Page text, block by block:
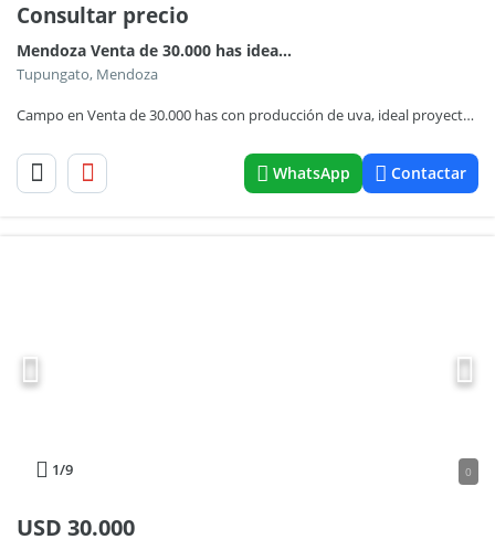
Consultar precio
Mendoza Venta de 30.000 has ideal proyecto inmobiliario de gran envergadura turistica ,con viñedos ,nogales y hortalizas Valle de Uco Mendoza ( Consultar Precio)doza al 30000
Tupungato, Mendoza
Campo en Venta de 30.000 has con producción de uva, ideal proyecto inmobiliario Valle de Uco Mendoza
WhatsApp Contactar
1/9 0
USD 30.000